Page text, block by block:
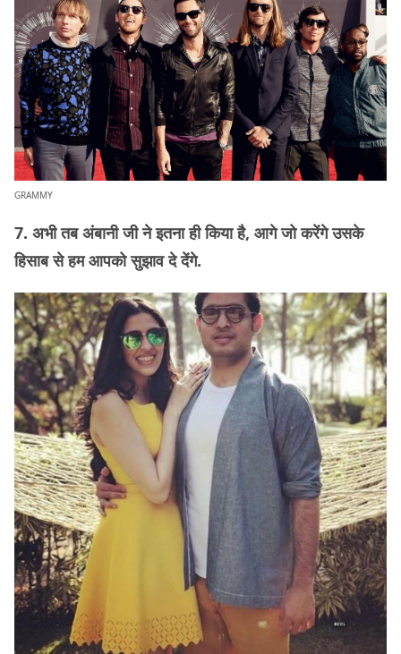
GRAMMY
7. अभी तब अंबानी जी ने इतना ही किया है, आगे जो करेंगे उसके
हिसाब से हम आपको सुझाव दे देंगे.